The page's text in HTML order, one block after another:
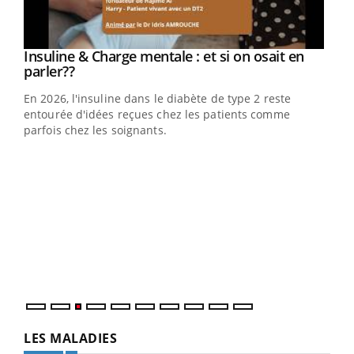
Youtube
Insuline & Charge mentale : et si on osait en
parler??Youtube
En 2026, l'insuline dans le diabète de type 2 reste
entourée d'idées reçues chez les patients comme
parfois chez les soignants.
LES MALADIES